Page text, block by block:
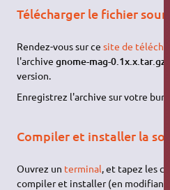
Télécharger le fichier
Rendez-vous sur cesite de
l'archivegnome-mag-0.1x.x.tar.gz
version.
Enregistrez l'archive sur votre
Compiler et installer la
Ouvrez un terminal, et tapez les
compiler et installer (en modifiant